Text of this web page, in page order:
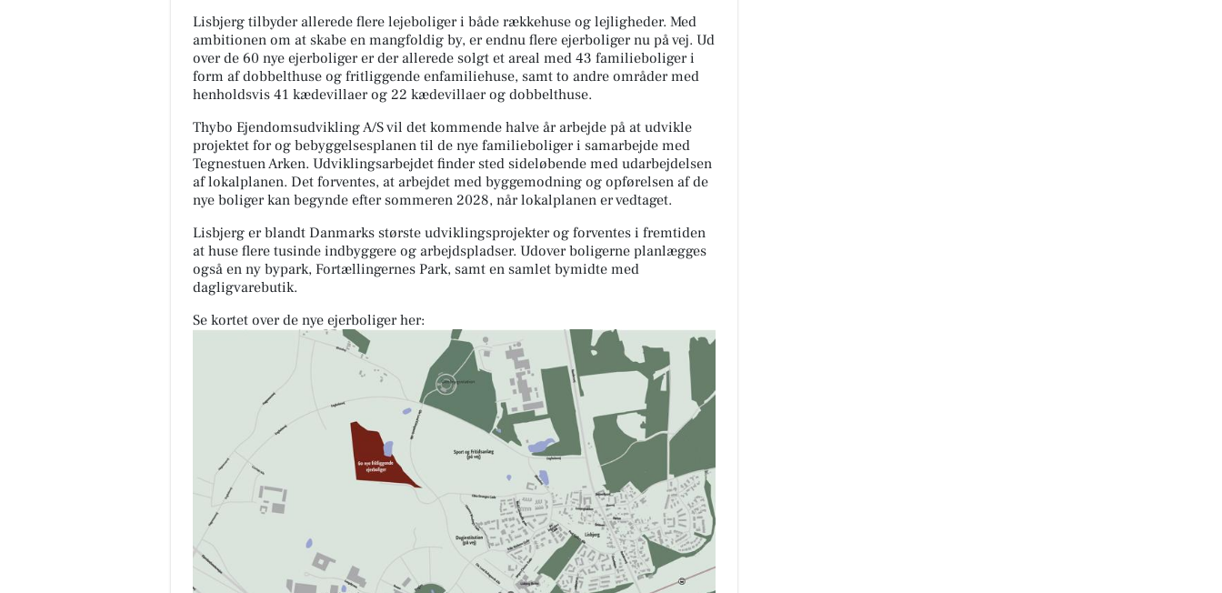
Lisbjerg tilbyder allerede flere lejeboliger i både rækkehuse og lejligheder. Med
ambitionen om at skabe en mangfoldig by, er endnu flere ejerboliger nu på vej. Ud
over de 60 nye ejerboliger er der allerede solgt et areal med 43 familieboliger i
form af dobbelthuse og fritliggende enfamiliehuse, samt to andre områder med
henholdsvis 41 kædevillaer og 22 kædevillaer og dobbelthuse.
Thybo Ejendomsudvikling A/S vil det kommende halve år arbejde på at udvikle
projektet for og bebyggelsesplanen til de nye familieboliger i samarbejde med
Tegnestuen Arken. Udviklingsarbejdet finder sted sideløbende med udarbejdelsen
af lokalplanen. Det forventes, at arbejdet med byggemodning og opførelsen af de
nye boliger kan begynde efter sommeren 2028, når lokalplanen er vedtaget.
Lisbjerg er blandt Danmarks største udviklingsprojekter og forventes i fremtiden
at huse flere tusinde indbyggere og arbejdspladser. Udover boligerne planlægges
også en ny bypark, Fortællingernes Park, samt en samlet bymidte med
dagligvarebutik.
Se kortet over de nye ejerboliger her: